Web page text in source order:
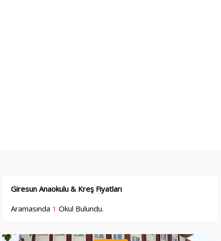
Giresun Anaokulu & Kreş Fiyatları
Aramasında 1 Okul Bulundu.